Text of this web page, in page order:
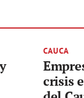
CAUCA
crisis